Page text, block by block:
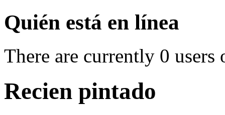
Quién está en línea
There are currently 0 users
Recien pintado